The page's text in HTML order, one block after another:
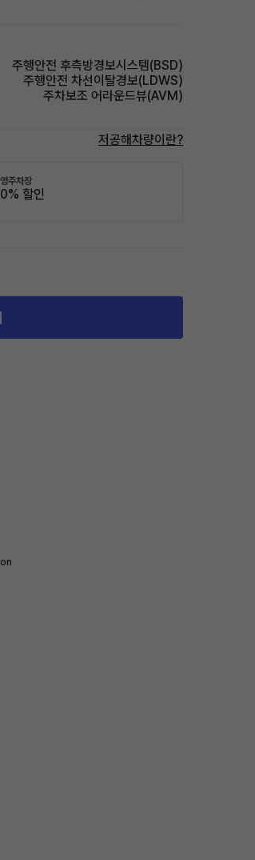
주행안전 후측방경보시스템(BSD)
주행안전 차선이탈경보(LDWS)
주차보조 어라운드뷰(AVM)
저공해차량이란?
주차장
할인